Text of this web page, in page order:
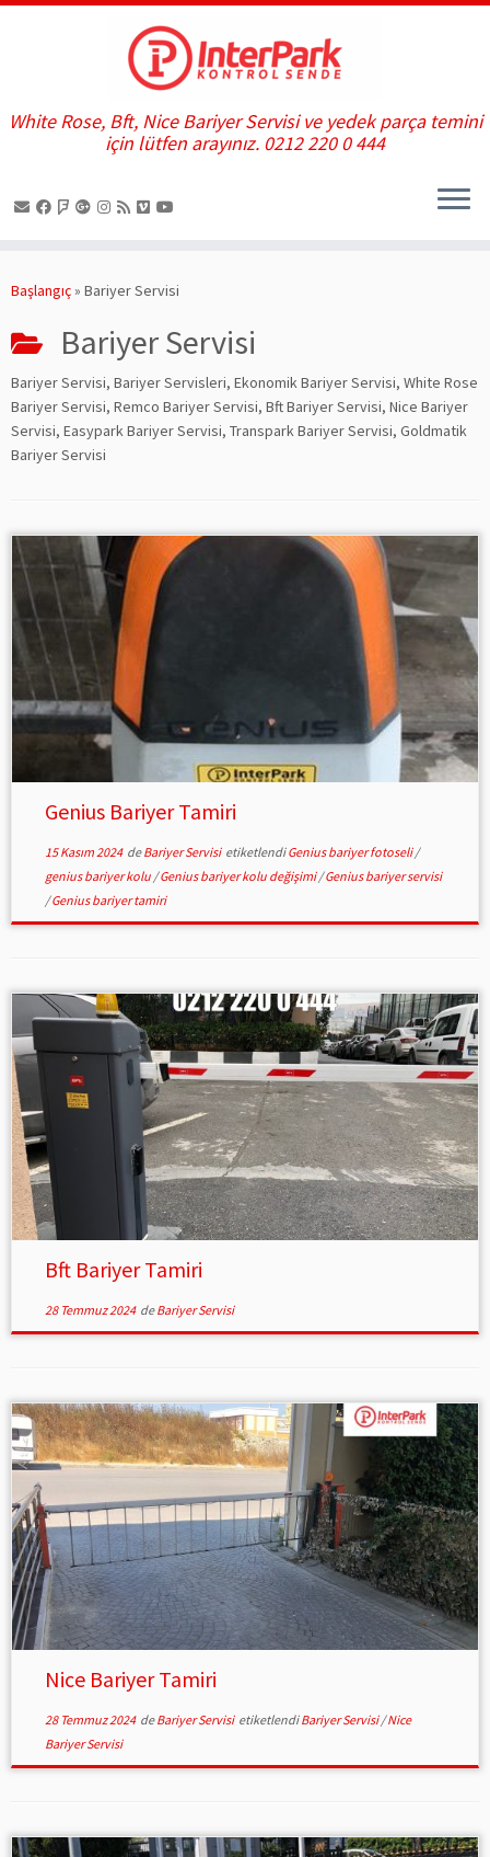
to
White Rose, Bft, Nice Bariyer Servisi ve yedek parça temini
için lütfen arayınız. 0212 220 0 444
Başlangıç» Bariyer Servisi
Bariyer Servisi
Bariyer Servisi, Bariyer Servisleri, Ekonomik Bariyer Servisi, White Rose
Bariyer Servisi, Remco Bariyer Servisi, Bft Bariyer Servisi, Nice Bariyer
Servisi, Easypark Bariyer Servisi, Transpark Bariyer Servisi, Goldmatik
Bariyer Servisi
Genius Bariyer Tamiri
15 Kasım 2024deBariyer Servisi etiketlendiGenius bariyer fotoseli/
genius bariyer kolu /Genius bariyer kolu değişimi/Genius bariyer servisi
/Genius bariyer tamiri
Bft Bariyer Tamiri
28 Temmuz 2024deBariyer Servisi
Nice Bariyer Tamiri
28 Temmuz 2024deBariyer Servisi etiketlendiBariyer Servisi/Nice
Bariyer Servisi